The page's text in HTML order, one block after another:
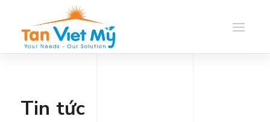
Tin tức